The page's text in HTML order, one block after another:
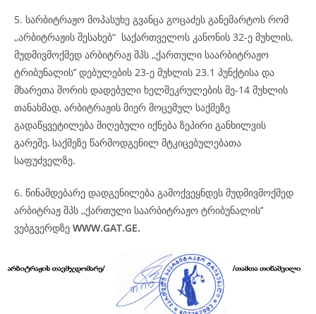
5. სარბიტრაჟო მოპასუხე გვანცა გოცაძეს განემარტოს რომ
,,არბიტრაჟის შესახებ“ საქართველოს კანონის 32-ე მუხლის,
მუდმივმოქმედ არბიტრაჟ შპს ,,ქართული საარბიტრაჟო
ტრიბუნალის’’ დებულების 23-ე მუხლის 23.1 პუნქტისა და
მხარეთა შორის დადებული ხელშეკრულების მე-14 მუხლის
თანახმად, არბიტრაჟის მიერ მოცემულ საქმეზე
გადაწყვეტილება მიღებული იქნება ზეპირი განხილვის
გარეშე, საქმეზე წარმოდგენილ მტკიცებულებათა
საფუძველზე.
6. წინამდებარე დადგენილება გამოქვეყნდეს მუდმივმოქმედ
არბიტრაჟ შპს ,,ქართული საარბიტრაჟო ტრიბუნალის’’
ვებგვერდზე WWW.GAT.GE.